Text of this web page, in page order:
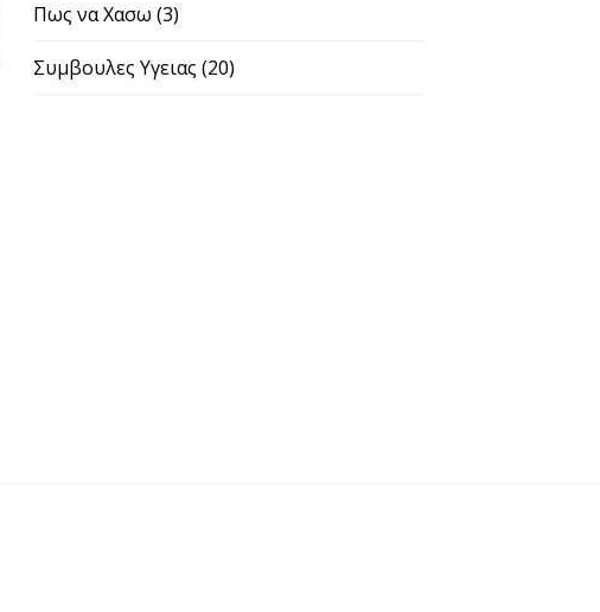
Πως να Χασω (3)
Συμβουλες Υγειας (20)